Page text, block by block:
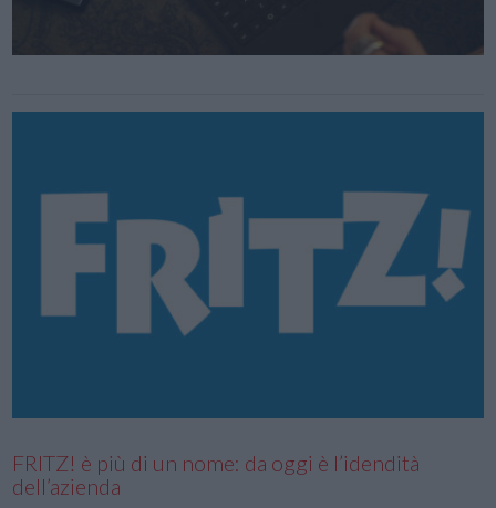
FRITZ! è più di un nome: da oggi è l’idendità
dell’azienda